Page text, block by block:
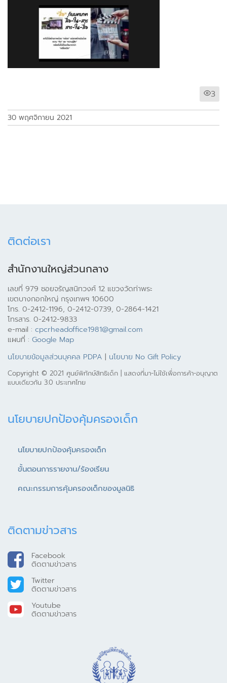
3
30 พฤศจิกายน 2021
ติดต่อเรา
สำนักงานใหญ่ส่วนกลาง
เลขที่ 979 ซอยจรัญสนิทวงศ์ 12 แขวงวัดท่าพระ
เขตบางกอกใหญ่ กรุงเทพฯ 10600
โทร. 0-2412-1196, 0-2412-0739, 0-2864-1421
โทรสาร. 0-2412-9833
e-mail : cpcrheadoffice1981@gmail.com
แผนที่ : Google Map
นโยบายข้อมูลส่วนบุคคล PDPA | นโยบาย No Gift Policy
Copyright © 2021 ศูนย์พิทักษ์สิทธิเด็ก | แสดงที่มา-ไม่ใช้เพื่อการค้า-อนุญาต
แบบเดียวกัน 3.0 ประเทศไทย
นโยบายปกป้องคุ้มครองเด็ก
นโยบายปกป้องคุ้มครองเด็ก
ขั้นตอนการรายงาน/ร้องเรียน
คณะกรรมการคุ้มครองเด็กของมูลนิธิ
ติดตามข่าวสาร
Facebook
ติดตามข่าวสาร
Twitter
ติดตามข่าวสาร
Youtube
ติดตามข่าวสาร